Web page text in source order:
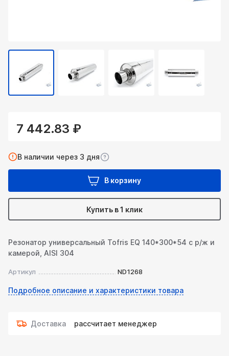
7 442.83 ₽
В наличии через 3 дня
В корзину
Купить в 1 клик
Резонатор универсальный Tofris EQ 140*300*54 с р/ж и
камерой, AISI 304
Артикул ND1268
Подробное описание и характеристики товара
Доставка рассчитает менеджер